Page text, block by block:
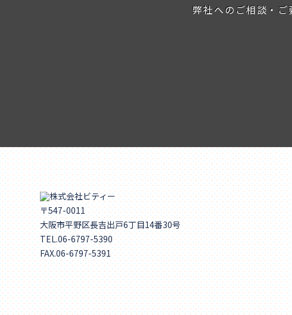
弊社へのご相談・ご
〒547-0011
大阪市平野区長吉出戸6丁目14番30号
TEL.06-6797-5390
FAX.06-6797-5391